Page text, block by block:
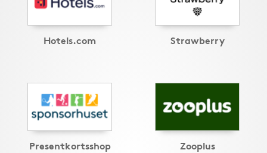
Hotels.com Strawberry
Presentkortsshop Zooplus